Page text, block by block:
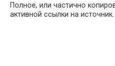
Полное, или частично
активной ссылки на источник.